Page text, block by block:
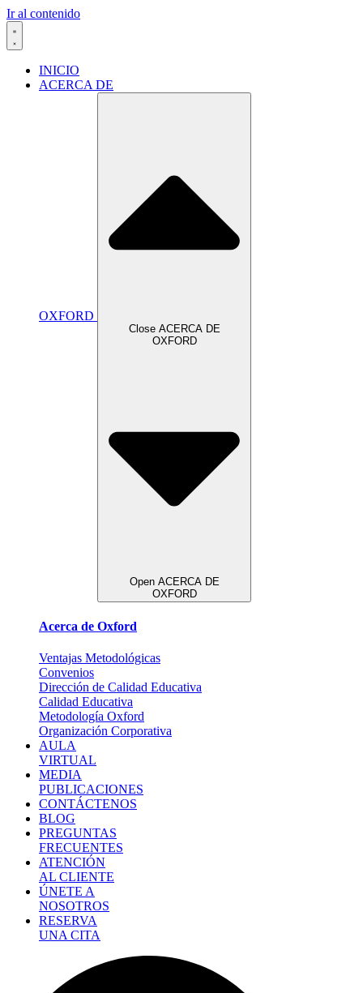
Ir al contenido
INICIO
ACERCA DE
OXFORD
Close ACERCA DE
OXFORD
Open ACERCA DE
OXFORD
Acerca de Oxford
Ventajas Metodológicas
Convenios
Dirección de Calidad Educativa
Calidad Educativa
Metodología Oxford
Organización Corporativa
AULA
VIRTUAL
MEDIA
PUBLICACIONES
CONTÁCTENOS
BLOG
PREGUNTAS
FRECUENTES
ATENCIÓN
AL CLIENTE
ÚNETE A
NOSOTROS
RESERVA
UNA CITA